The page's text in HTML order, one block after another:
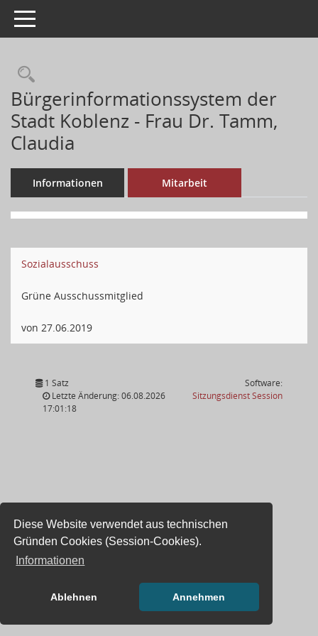
Diese Website verwendet aus technischen
Gründen Cookies (Session-Cookies).
Informationen
Ablehnen Annehmen
Toggle navigation
Bürgerinformationssystem der
Stadt Koblenz - Frau Dr. Tamm,
Claudia
Informationen Mitarbeit
Sozialausschuss
Grüne Ausschussmitglied
von 27.06.2019
1 Satz
Letzte Änderung: 06.08.2026
17:01:18
Software:
SitzungsdienstSession(Wird in